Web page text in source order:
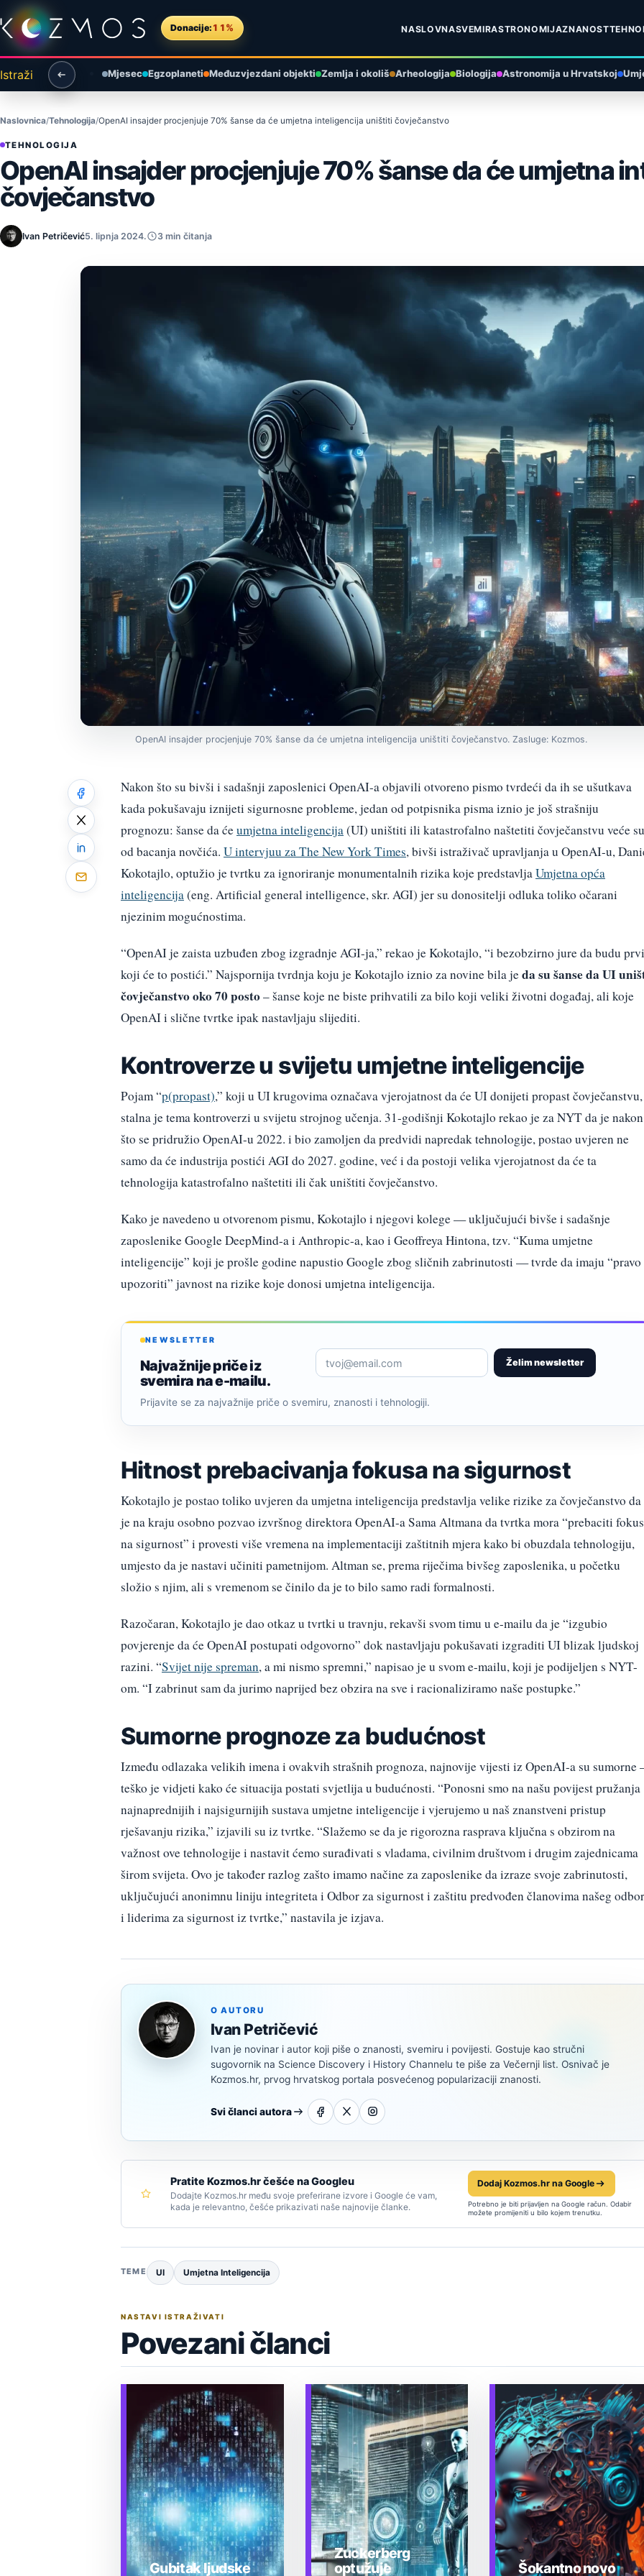
Preskoči na sadržaj
Donacije: 11% NASLOVNASVEMIRASTRONOMIJAZNANOST
Istraži Mjesec Egzoplaneti Međuzvjezdani objekti Zemlja i okoliš Arheologija Biologija Astronomija u Hrvatskoj
Naslovnica Tehnologija OpenAI insajder procjenjuje 70% šanse da će umjetna inteligencija uništiti čovječanstvo
TEHNOLOGIJA
OpenAI insajder procjenjuje 70% šanse da će umjetna
čovječanstvo
Ivan Petričević5. lipnja 2024. 3 min čitanja
OpenAI insajder procjenjuje 70% šanse da će umjetna inteligencija uništiti čovječanstvo. Zasluge: Kozmos.
Nakon što su bivši i sadašnji zaposlenici OpenAI-a objavili otvoreno pismo tvrdeći da ih se ušutkava
kada pokušavaju iznijeti sigurnosne probleme, jedan od potpisnika pisma iznio je još strašniju
prognozu: šanse da ćeumjetna inteligencija(UI) uništiti ili katastrofalno naštetiti čovječanstvu veće su
od bacanja novčića. U intervjuu za The New York Times, bivši istraživač upravljanja u OpenAI-u,
Kokotajlo, optužio je tvrtku za ignoriranje monumentalnih rizika koje predstavljaUmjetna opća
inteligencija(eng. Artificial general intelligence, skr. AGI) jer su donositelji odluka toliko očarani
njezinim mogućnostima.
“OpenAI je zaista uzbuđen zbog izgradnje AGI-ja,” rekao je Kokotajlo, “i bezobzirno jure da budu prvi
koji će to postići.” Najspornija tvrdnja koju je Kokotajlo iznio za novine bila jeda su šanse da UI
čovječanstvo oko 70 posto– šanse koje ne biste prihvatili za bilo koji veliki životni događaj, ali koje
OpenAI i slične tvrtke ipak nastavljaju slijediti.
Kontroverze u svijetu umjetne inteligencije
Pojam “p(propast),” koji u UI krugovima označava vjerojatnost da će UI donijeti propast čovječanstvu,
stalna je tema kontroverzi u svijetu strojnog učenja. 31-godišnji Kokotajlo rekao je za NYT da je nakon
što se pridružio OpenAI-u 2022. i bio zamoljen da predvidi napredak tehnologije, postao uvjeren ne
samo da će industrija postići AGI do 2027. godine, već i da postoji velika vjerojatnost da će ta
tehnologija katastrofalno naštetiti ili čak uništiti čovječanstvo.
Kako je navedeno u otvorenom pismu, Kokotajlo i njegovi kolege — uključujući bivše i sadašnje
zaposlenike Google DeepMind-a i Anthropic-a, kao i Geoffreya Hintona, tzv. “Kuma umjetne
inteligencije” koji je prošle godine napustio Google zbog sličnih zabrinutosti — tvrde da imaju “pravo
upozoriti” javnost na rizike koje donosi umjetna inteligencija.
NEWSLETTER
Najvažnije priče iz
svemira na e-mailu.
Želim newsletter
Prijavite se za najvažnije priče o svemiru, znanosti i tehnologiji.
Hitnost prebacivanja fokusa na sigurnost
Kokotajlo je postao toliko uvjeren da umjetna inteligencija predstavlja velike rizike za čovječanstvo da
je na kraju osobno pozvao izvršnog direktora OpenAI-a Sama Altmana da tvrtka mora “prebaciti fokus
na sigurnost” i provesti više vremena na implementaciji zaštitnih mjera kako bi obuzdala tehnologiju,
umjesto da je nastavi učiniti pametnijom. Altman se, prema riječima bivšeg zaposlenika, u početku
složio s njim, ali s vremenom se činilo da je to bilo samo radi formalnosti.
Razočaran, Kokotajlo je dao otkaz u tvrtki u travnju, rekavši svom timu u e-mailu da je “izgubio
povjerenje da će OpenAI postupati odgovorno” dok nastavljaju pokušavati izgraditi UI blizak ljudskoj
razini. “Svijet nije spreman, a mi nismo spremni,” napisao je u svom e-mailu, koji je podijeljen s NYT-
om. “I zabrinut sam da jurimo naprijed bez obzira na sve i racionaliziramo naše postupke.”
Sumorne prognoze za budućnost
Između odlazaka velikih imena i ovakvih strašnih prognoza, najnovije vijesti iz OpenAI-a su sumorne
teško je vidjeti kako će situacija postati svjetlija u budućnosti. “Ponosni smo na našu povijest pružanja
najnaprednijih i najsigurnijih sustava umjetne inteligencije i vjerujemo u naš znanstveni pristup
rješavanju rizika,” izjavili su iz tvrtke. “Slažemo se da je rigorozna rasprava ključna s obzirom na
važnost ove tehnologije i nastavit ćemo surađivati s vladama, civilnim društvom i drugim zajednicama
širom svijeta. Ovo je također razlog zašto imamo načine za zaposlenike da izraze svoje zabrinutosti,
uključujući anonimnu liniju integriteta i Odbor za sigurnost i zaštitu predvođen članovima našeg
i liderima za sigurnost iz tvrtke,” nastavila je izjava.
O AUTORU
Ivan Petričević
Ivan je novinar i autor koji piše o znanosti, svemiru i povijesti. Gostuje kao stručni
sugovornik na Science Discovery i History Channelu te piše za Večernji list. Osnivač je
Kozmos.hr, prvog hrvatskog portala posvećenog popularizaciji znanosti.
Svi članci autora
Pratite Kozmos.hr češće na Googleu
Dodajte Kozmos.hr među svoje preferirane izvore i Google će vam,
kada je relevantno, češće prikazivati naše najnovije članke.
Dodaj Kozmos.hr na Google
Potrebno je biti prijavljen na Google račun. Odabir
možete promijeniti u bilo kojem trenutku.
TEME UI Umjetna Inteligencija
NASTAVI ISTRAŽIVATI
Povezani članci
Gubitak ljudske
Zuckerberg
optužuje
Šokantno novo